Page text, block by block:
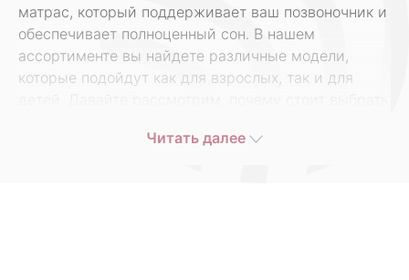
матрас, который поддерживает ваш позвоночник и
обеспечивает полноценный сон. В нашем
ассортименте вы найдете различные модели,
которые подойдут как для взрослых, так и для
Читать далее